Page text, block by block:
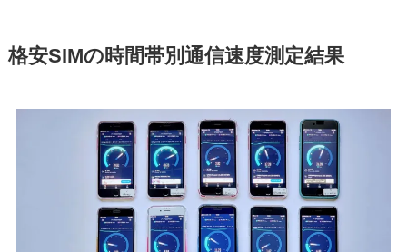
格安SIMの時間帯別通信速度測定結果